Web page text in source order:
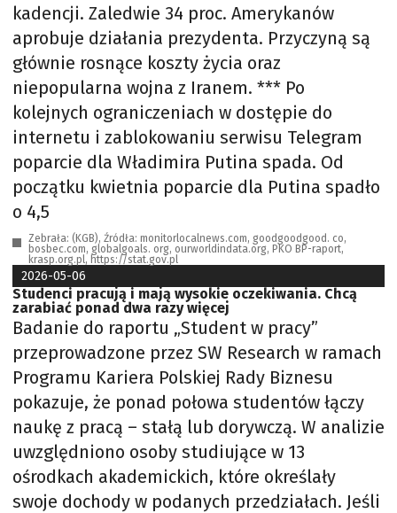
kadencji. Zaledwie 34 proc. Amerykanów
aprobuje działania prezydenta. Przyczyną są
głównie rosnące koszty życia oraz
niepopularna wojna z Iranem. *** Po
kolejnych ograniczeniach w dostępie do
internetu i zablokowaniu serwisu Telegram
poparcie dla Władimira Putina spada. Od
początku kwietnia poparcie dla Putina spadło
o 4,5
Zebrała: (KGB), Źródła: monitorlocalnews.com, goodgoodgood. co,
bosbec.com, globalgoals. org, ourworldindata.org, PKO BP-raport,
krasp.org.pl, https://stat.gov.pl
2026-05-06
Studenci pracują i mają wysokie oczekiwania. Chcą
zarabiać ponad dwa razy więcej
Badanie do raportu „Student w pracy”
przeprowadzone przez SW Research w ramach
Programu Kariera Polskiej Rady Biznesu
pokazuje, że ponad połowa studentów łączy
naukę z pracą – stałą lub dorywczą. W analizie
uwzględniono osoby studiujące w 13
ośrodkach akademickich, które określały
swoje dochody w podanych przedziałach. Jeśli